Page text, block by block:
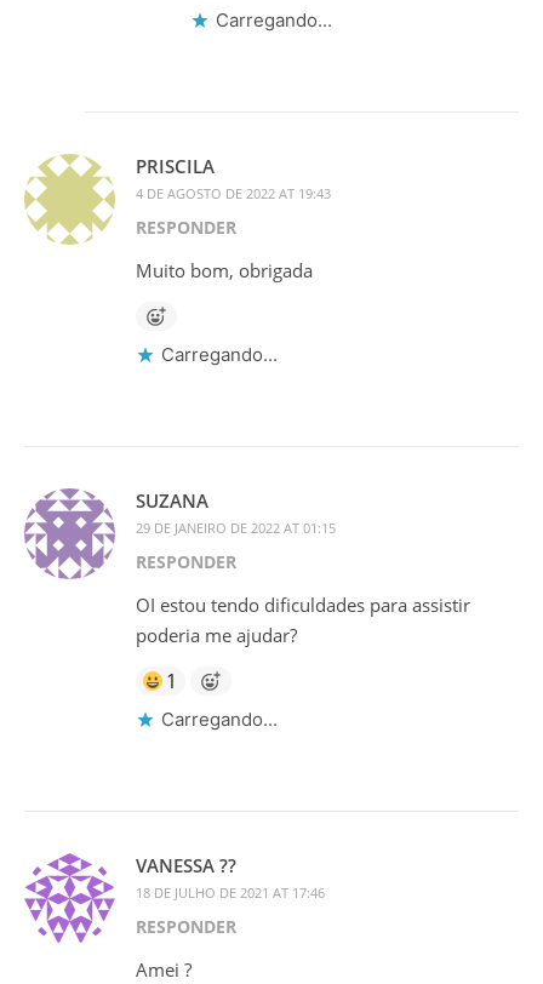
Carregando...
PRISCILA
4 DE AGOSTO DE 2022 AT 19:43
RESPONDER
Muito bom, obrigada
Carregando...
SUZANA
29 DE JANEIRO DE 2022 AT 01:15
RESPONDER
OI estou tendo dificuldades para assistir
poderia me ajudar?
1
Carregando...
VANESSA ??
18 DE JULHO DE 2021 AT 17:46
RESPONDER
Amei ?